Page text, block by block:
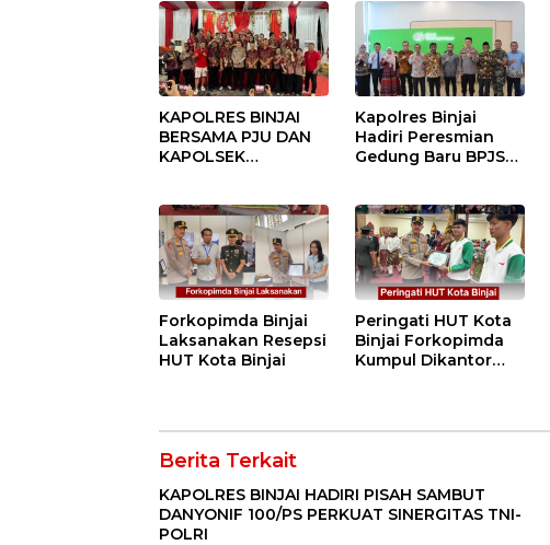
POLRI
Hulu-I
KAPOLRES BINJAI
BERSAMA PJU DAN
KAPOLSEK
BINJAI
Kapolres Binjai
Hadiri Peresmian
Gedung Baru BPJS
Perlindungan
Menyeluruh bagi
Pekerja”
Forkopimda Binjai
Laksanakan Resepsi
HUT Kota Binjai
Peringati HUT Kota
Binjai Forkopimda
Kumpul Dikantor
Berita Terkait
KAPOLRES BINJAI HADIRI PISAH SAMBUT
DANYONIF 100/PS PERKUAT SINERGITAS TNI-
POLRI